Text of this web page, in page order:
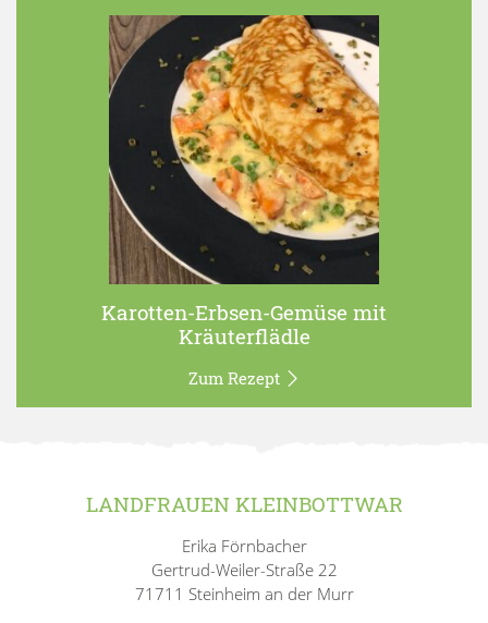
Karotten-Erbsen-Gemüse mit
Kräuterflädle
Zum Rezept
LANDFRAUEN KLEINBOTTWAR
Erika Förnbacher
Gertrud-Weiler-Straße 22
71711 Steinheim an der Murr